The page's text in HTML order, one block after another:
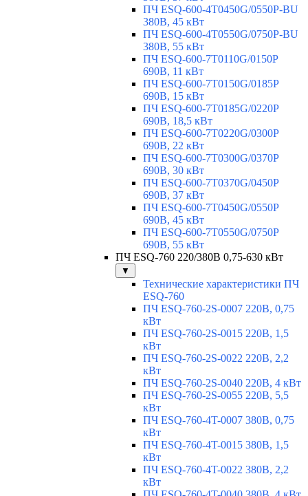
ПЧ ESQ-600-4T0450G/0550P-BU
380В, 45 кВт
ПЧ ESQ-600-4T0550G/0750P-BU
380В, 55 кВт
ПЧ ESQ-600-7T0110G/0150P
690В, 11 кВт
ПЧ ESQ-600-7T0150G/0185P
690В, 15 кВт
ПЧ ESQ-600-7T0185G/0220P
690В, 18,5 кВт
ПЧ ESQ-600-7T0220G/0300P
690В, 22 кВт
ПЧ ESQ-600-7T0300G/0370P
690В, 30 кВт
ПЧ ESQ-600-7T0370G/0450P
690В, 37 кВт
ПЧ ESQ-600-7T0450G/0550P
690В, 45 кВт
ПЧ ESQ-600-7T0550G/0750P
690В, 55 кВт
ПЧ ESQ-760 220/380В 0,75-630 кВт
▼
Технические характеристики ПЧ
ESQ-760
ПЧ ESQ-760-2S-0007 220В, 0,75
кВт
ПЧ ESQ-760-2S-0015 220В, 1,5
кВт
ПЧ ESQ-760-2S-0022 220В, 2,2
кВт
ПЧ ESQ-760-2S-0040 220В, 4 кВт
ПЧ ESQ-760-2S-0055 220В, 5,5
кВт
ПЧ ESQ-760-4T-0007 380В, 0,75
кВт
ПЧ ESQ-760-4T-0015 380В, 1,5
кВт
ПЧ ESQ-760-4T-0022 380В, 2,2
кВт